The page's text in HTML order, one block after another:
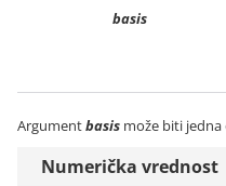
basis
Argumentbasis može biti
Numerička vrednost